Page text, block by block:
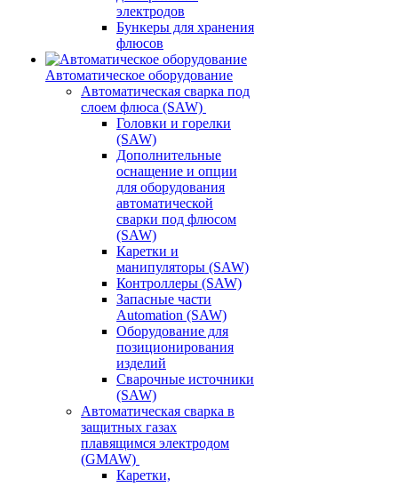
электродов
Бункеры для хранения
флюсов
Автоматическое оборудование
Автоматическая сварка под
слоем флюса (SAW)
Головки и горелки
(SAW)
Дополнительные
оснащение и опции
для оборудования
автоматической
сварки под флюсом
(SAW)
Каретки и
манипуляторы (SAW)
Контроллеры (SAW)
Запасные части
Automation (SAW)
Оборудование для
позиционирования
изделий
Сварочные источники
(SAW)
Автоматическая сварка в
защитных газах
плавящимся электродом
(GMAW)
Каретки,